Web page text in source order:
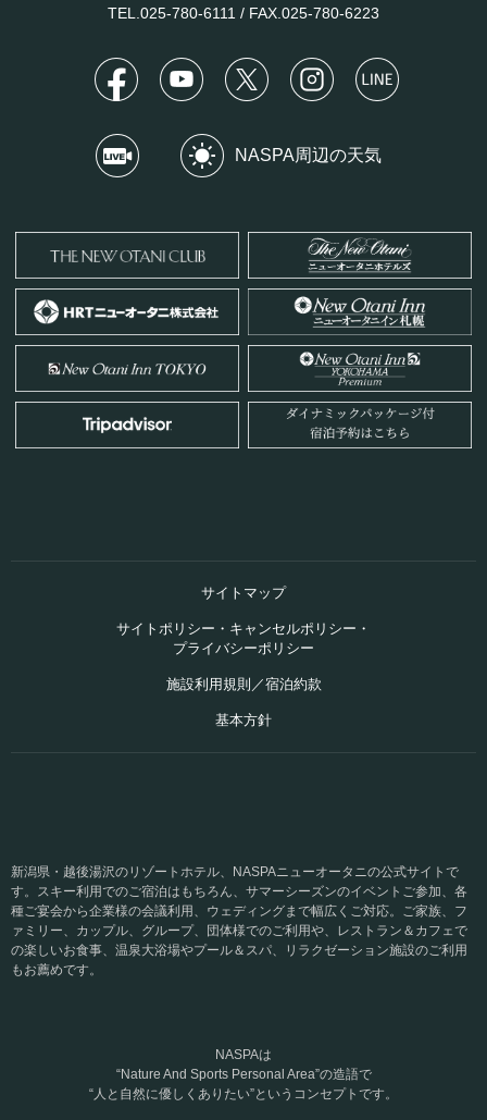
TEL.025-780-6111 / FAX.025-780-6223
NASPA周辺の天気
サイトマップ
サイトポリシー・キャンセルポリシー・
プライバシーポリシー
施設利用規則／宿泊約款
基本方針
新潟県・越後湯沢のリゾートホテル、NASPAニューオータニの公式サイトで
す。スキー利用でのご宿泊はもちろん、サマーシーズンのイベントご参加、各
種ご宴会から企業様の会議利用、ウェディングまで幅広くご対応。ご家族、フ
ァミリー、カップル、グループ、団体様でのご利用や、レストラン＆カフェで
の楽しいお食事、温泉大浴場やプール＆スパ、リラクゼーション施設のご利用
もお薦めです。
NASPAは
“Nature And Sports Personal Area”の造語で
“人と自然に優しくありたい”というコンセプトです。